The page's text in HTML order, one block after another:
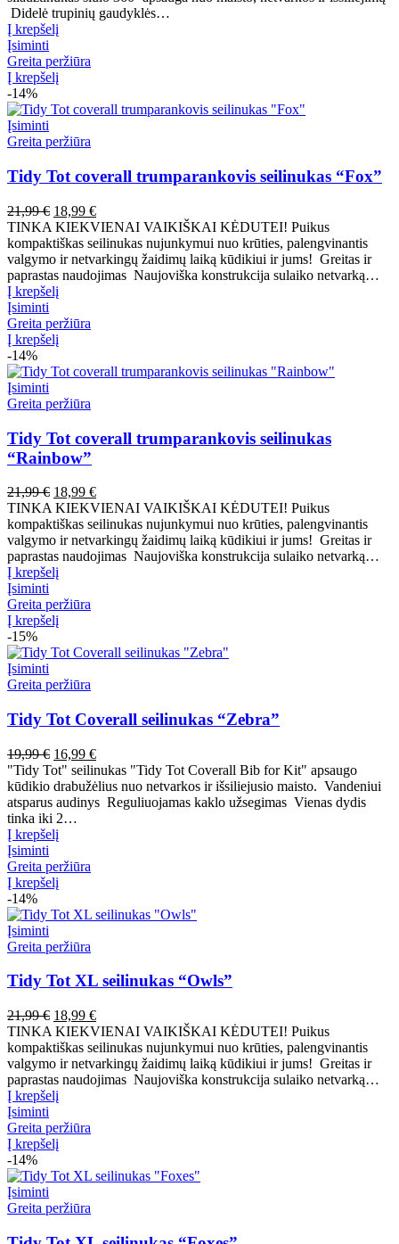
Didelė trupinių gaudyklės…
Į krepšelį
Įsiminti
Greita peržiūra
Į krepšelį
-14%
Įsiminti
Greita peržiūra
Tidy Tot coverall trumparankovis seilinukas “Fox”
21,99€ Pradinė
kaina
buvo:
21,99 €.
18,99 €Dabartinė
kaina
yra:
18,99 €.
TINKA KIEKVIENAI VAIKIŠKAI KĖDUTEI! Puikus
kompaktiškas seilinukas nujunkymui nuo krūties, palengvinantis
valgymo ir netvarkingų žaidimų laiką kūdikiui ir jums! Greitas ir
paprastas naudojimas Naujoviška konstrukcija sulaiko netvarką…
Į krepšelį
Įsiminti
Greita peržiūra
Į krepšelį
-14%
Įsiminti
Greita peržiūra
Tidy Tot coverall trumparankovis seilinukas
“Rainbow”
21,99€ Pradinė
kaina
buvo:
21,99 €.
18,99 €Dabartinė
kaina
yra:
18,99 €.
TINKA KIEKVIENAI VAIKIŠKAI KĖDUTEI! Puikus
kompaktiškas seilinukas nujunkymui nuo krūties, palengvinantis
valgymo ir netvarkingų žaidimų laiką kūdikiui ir jums! Greitas ir
paprastas naudojimas Naujoviška konstrukcija sulaiko netvarką…
Į krepšelį
Įsiminti
Greita peržiūra
Į krepšelį
-15%
Įsiminti
Greita peržiūra
Tidy Tot Coverall seilinukas “Zebra”
19,99€ Pradinė
kaina
buvo:
19,99 €.
16,99 €Dabartinė
kaina
yra:
16,99 €.
"Tidy Tot" seilinukas "Tidy Tot Coverall Bib for Kit" apsaugo
kūdikio drabužėlius nuo netvarkos ir išsiliejusio maisto. Vandeniui
atsparus audinys Reguliuojamas kaklo užsegimas Vienas dydis
tinka iki 2…
Į krepšelį
Įsiminti
Greita peržiūra
Į krepšelį
-14%
Įsiminti
Greita peržiūra
Tidy Tot XL seilinukas “Owls”
21,99€ Pradinė
kaina
buvo:
21,99 €.
18,99 €Dabartinė
kaina
yra:
18,99 €.
TINKA KIEKVIENAI VAIKIŠKAI KĖDUTEI! Puikus
kompaktiškas seilinukas nujunkymui nuo krūties, palengvinantis
valgymo ir netvarkingų žaidimų laiką kūdikiui ir jums! Greitas ir
paprastas naudojimas Naujoviška konstrukcija sulaiko netvarką…
Į krepšelį
Įsiminti
Greita peržiūra
Į krepšelį
-14%
Įsiminti
Greita peržiūra